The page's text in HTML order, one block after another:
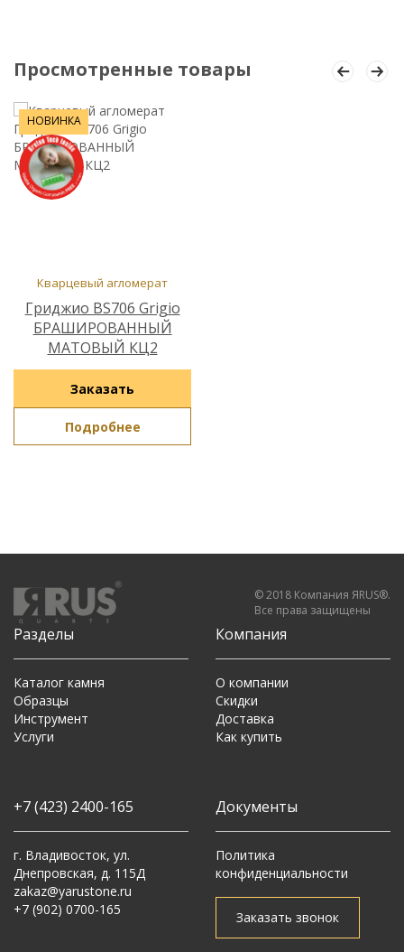
Просмотренные товары
НОВИНКА
Кварцевый агломерат
Гриджио BS706 Grigio
БРАШИРОВАННЫЙ
МАТОВЫЙ КЦ2
Заказать
Подробнее
Разделы
Каталог камня
Образцы
Инструмент
Услуги
Компания
О компании
Скидки
Доставка
Как купить
+7 (423) 2400-165
г. Владивосток, ул.
Днепровская, д. 115Д
zakaz@yarustone.ru
+7 (902) 0700-165
Документы
Политика
конфиденциальности
Заказать звонок
© 2018 Компания ЯRUS®.
Все права защищены